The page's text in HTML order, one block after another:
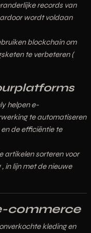
records van
wordt voldaan
blockchainom
te verbeteren (
helpen e-
te automatiseren
de efficiëntie te
artikelen sorteren voor
, in lijn met de nieuwe
commerce
kleding en